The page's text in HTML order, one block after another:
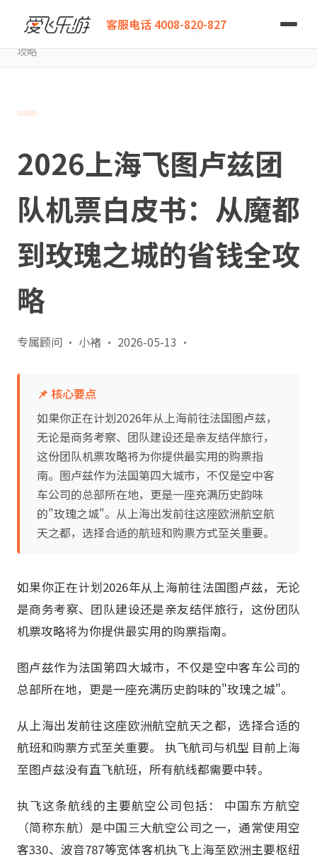
客服电话 4008-820-827
爱飞乐游
2026上海飞图卢兹团队机票白皮书：从魔都到玫瑰之城的省钱全
攻略
2026上海飞图卢兹团
队机票白皮书：从魔都
到玫瑰之城的省钱全攻
略
专属顾问 · 小褚 · 2026-05-13 ·
📌 核心要点
如果你正在计划2026年从上海前往法国图卢兹，
无论是商务考察、团队建设还是亲友结伴旅行，
这份团队机票攻略将为你提供最实用的购票指
南。图卢兹作为法国第四大城市，不仅是空中客
车公司的总部所在地，更是一座充满历史韵味
的"玫瑰之城"。从上海出发前往这座欧洲航空航
天之都，选择合适的航班和购票方式至关重要。
如果你正在计划2026年从上海前往法国图卢兹，无论
是商务考察、团队建设还是亲友结伴旅行，这份团队
机票攻略将为你提供最实用的购票指南。
图卢兹作为法国第四大城市，不仅是空中客车公司的
总部所在地，更是一座充满历史韵味的"玫瑰之城"。
从上海出发前往这座欧洲航空航天之都，选择合适的
航班和购票方式至关重要。 执飞航司与机型 目前上海
至图卢兹没有直飞航班，所有航线都需要中转。
执飞这条航线的主要航空公司包括： 中国东方航空
（简称东航）是中国三大航空公司之一，通常使用空
客330、波音787等宽体客机执飞上海至欧洲主要枢纽